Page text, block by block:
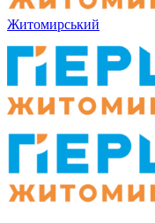
Житомирський